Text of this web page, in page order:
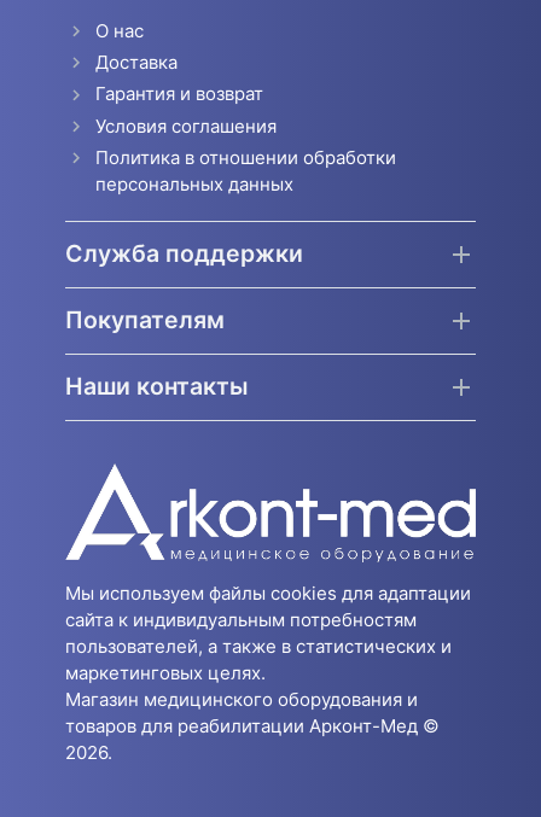
О нас
Доставка
Гарантия и возврат
Условия соглашения
Политика в отношении обработки
персональных данных
Служба поддержки
Покупателям
Наши контакты
Мы используем файлы cookies для адаптации
сайта к индивидуальным потребностям
пользователей, а также в статистических и
маркетинговых целях.
Магазин медицинского оборудования и
товаров для реабилитации Арконт-Мед ©
2026.